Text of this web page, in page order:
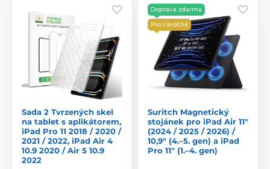
Sada 2 Tvrzených skel
na tablet s aplikátorem,
iPad Pro 11 2018 / 2020 /
2021 / 2022, iPad Air 4
10.9 2020 / Air 5 10.9
2022
Doprava zdarma
Pro náročné
Suritch Magnetický
stojánek pro iPad Air 11″
(2024 / 2025 / 2026) /
10,9″ (4.–5. gen) a iPad
Pro 11″ (1.–4. gen)